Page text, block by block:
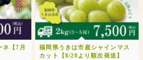
ネ【7月
福岡県うきは市産シャインマス
カット【8/20より順次発送】